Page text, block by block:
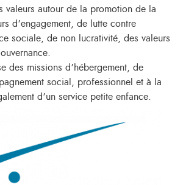
valeurs autour de la promotion de la
d’engagement, de lutte contre
sociale, de non lucrativité, des valeurs
des missions d’hébergement, de
social, professionnel et à la
d’un service petite enfance.